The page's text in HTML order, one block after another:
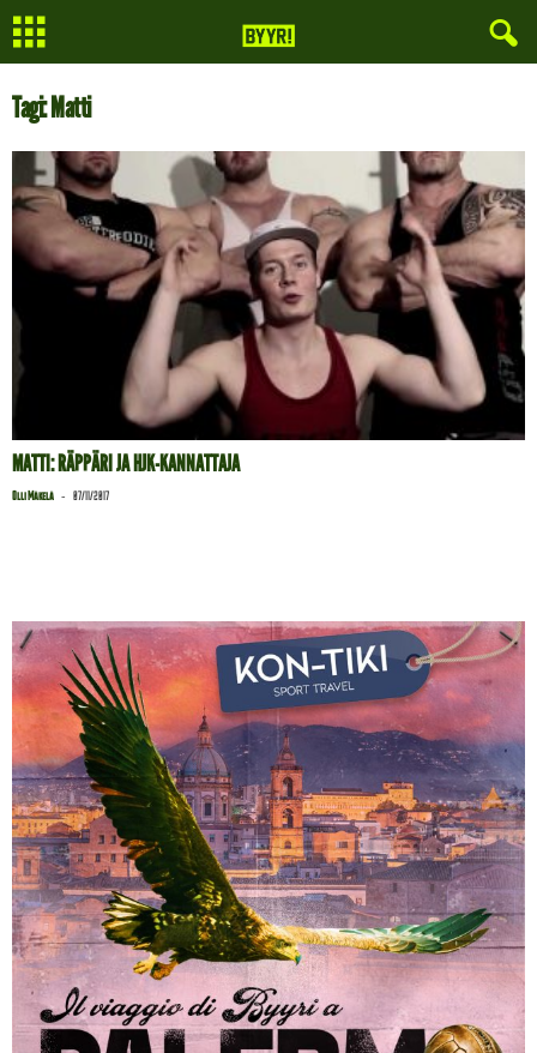
Tagi: Matti
MATTI: RÄPPÄRI JA HJK-KANNATTAJA
Olli Mäkelä - 07/11/2017